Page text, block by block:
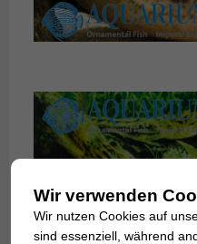
Wir verwenden
Wir nutzen Cookies auf
sind essenziell, während